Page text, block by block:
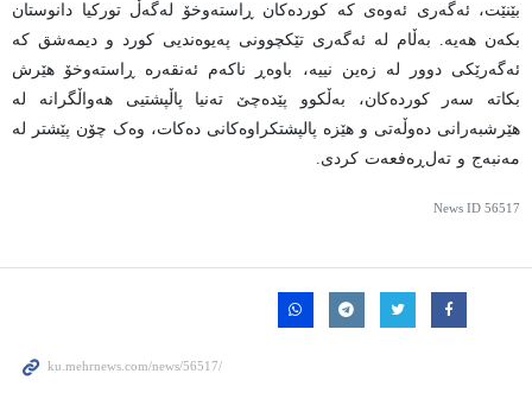
بێنێت، ئەگەری ئەوەی کە کوردەکان ڕاستەوخۆ لەگەڵ تورکیا دانوستان
بکەن هەیە. بەڵام لە ئەگەری تێکچوونی پەیوەندیی کورد و دیمەشق کە
ئەگەرێکی دوور لە زەین نییە، باوەڕ ناکەم ئەنقەرە ڕاستەوخۆ هێرش
بکاتە سەر کوردەکان، بەڵکوو پێدەچێ تەنیا پاڵپشتیی هەواڵگرانە لە
هێرشبەرانی دەوڵەتی و هێزە پالپشتکراوەکانی دەکات، وەک چۆن پێشتر لە
مەنبەج و تەل‌ڕەفعەت کردی.
News ID 56517